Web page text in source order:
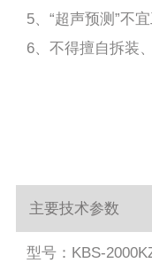
5、“超声预测”不
6、不得擅自拆装
主要技术参数
型号：KBS-